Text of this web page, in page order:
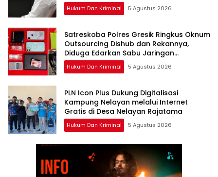
Hukum Dan Kriminal 5 Agustus 2026
Satreskoba Polres Gresik Ringkus Oknum
Outsourcing Dishub dan Rekannya,
Diduga Edarkan Sabu Jaringan
Bangkalan
Hukum Dan Kriminal 5 Agustus 2026
PLN Icon Plus Dukung Digitalisasi
Kampung Nelayan melalui Internet
Gratis di Desa Nelayan Rajatama
Hukum Dan Kriminal 5 Agustus 2026